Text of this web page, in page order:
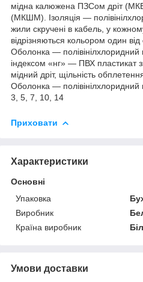
мідна калюжена ПЗСом дріт
(МКШМ). Ізоляція —
жили скручені в кабель, у
відрізняються кольором один
Оболонка — полівінілхлоридний
індексом «нг» — ПВХ пластикат
мідний дріт, щільність
Оболонка — полівінілхлоридний
3, 5, 7, 10, 14
Приховати
Характеристики
Основні
Упаковка
Виробник
Країна виробник
Умови доставки